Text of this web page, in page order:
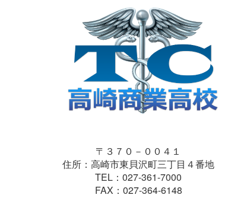
〒３７０－００４１
住所：高崎市東貝沢町三丁目４番地
TEL：027-361-7000
FAX：027-364-6148